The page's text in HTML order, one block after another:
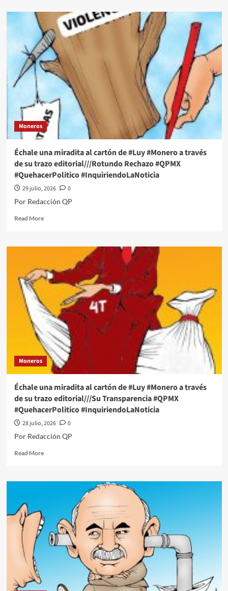
Échale
miradita
al
cartón
de
#Luy
#Monero
través
de
su
trazo
editorial///El
de
la
complicidad
#QPMX
#InquiriendoLaNoticia
Moneros
Échale una miradita al cartón de #Luy #Monero a través
de su trazo editorial///Rotundo Rechazo #QPMX
#QuehacerPolitico #InquiriendoLaNoticia
29 julio, 2026
0
Por Redacción QP
Read MoreRead
Échale
miradita
al
cartón
#Luy
#Monero
través
de
su
trazo
editorial///Rotundo
#QPMX
#QuehacerPolitico
#InquiriendoLaNoticia
Moneros
Échale una miradita al cartón de #Luy #Monero a través
de su trazo editorial///Su Transparencia #QPMX
#QuehacerPolitico #InquiriendoLaNoticia
28 julio, 2026
0
Por Redacción QP
Read MoreRead
Échale
cartón
de
#Luy
#Monero